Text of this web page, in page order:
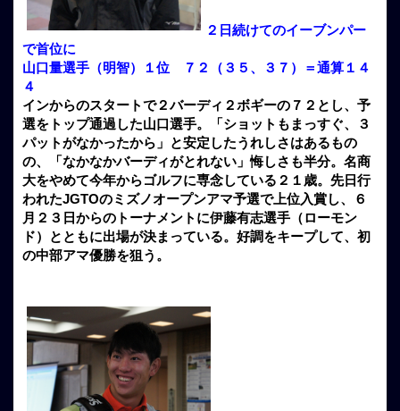
２日続けてのイーブンパー
で首位に
山口量選手（明智）１位 ７２（３５、３７）＝通算１４
４
インからのスタートで２バーディ２ボギーの７２とし、予
選をトップ通過した山口選手。「ショットもまっすぐ、３
パットがなかったから」と安定したうれしさはあるもの
の、「なかなかバーディがとれない」悔しさも半分。名商
大をやめて今年からゴルフに専念している２１歳。先日行
われたJGTOのミズノオープンアマ予選で上位入賞し、６
月２３日からのトーナメントに伊藤有志選手（ローモン
ド）とともに出場が決まっている。好調をキープして、初
の中部アマ優勝を狙う。